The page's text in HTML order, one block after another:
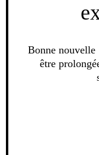
Bonne nouvelle
être